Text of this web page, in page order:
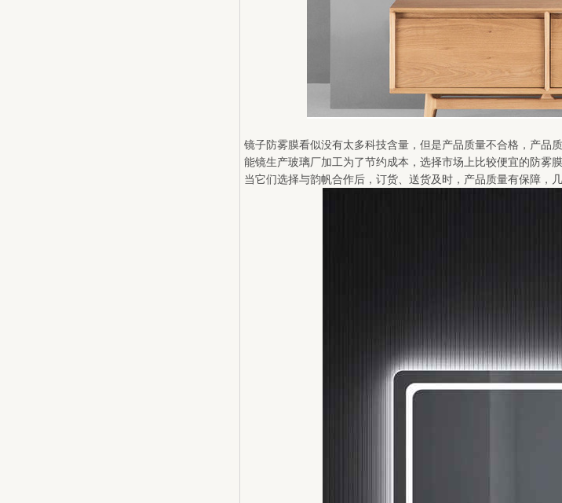
镜子防雾膜看似没有太多科技含量，但是产品质量不合格，产品
能镜生产玻璃厂加工为了节约成本，选择市场上比较便宜的防雾
当它们选择与韵帆合作后，订货、送货及时，产品质量有保障，